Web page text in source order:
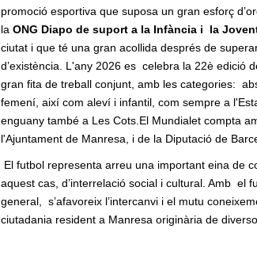
promoció esportiva que suposa un gran esforç
la ONG Diapo de suport a la Infància i la
ciutat i que té una gran acollida després de
d’existència. L'any 2026 es celebra la 22è edició
gran fita de treball conjunt, amb les categories:
femení, així com aleví i infantil, com sempre a
enguany també a Les Cots.El Mundialet compta
l'Ajuntament de Manresa, i de la Diputació de
El futbol representa arreu una important eina de
aquest cas, d’interrelació social i cultural. Amb el
general, s’afavoreix l’intercanvi i el mutu
ciutadania resident a Manresa originària de